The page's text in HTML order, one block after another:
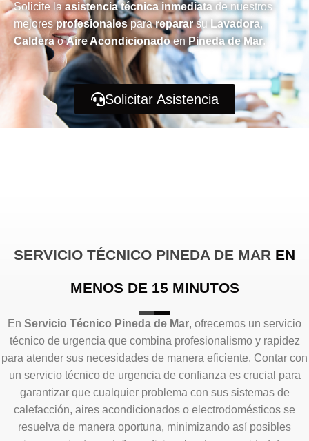
Solicite laasistencia técnica inmediatade nuestros
mejoresprofesionalespararepararsu Lavadora,
CalderaoAire AcondicionadoenPineda de Mar.
Solicitar Asistencia
SERVICIO TÉCNICO PINEDA DE MAR EN
MENOS DE 15 MINUTOS
En Servicio Técnico Pineda de Mar, ofrecemos un servicio
técnico de urgencia que combina profesionalismo y rapidez
para atender sus necesidades de manera eficiente. Contar con
un servicio técnico de urgencia de confianza es crucial para
garantizar que cualquier problema con sus sistemas de
calefacción, aires acondicionados o electrodomésticos se
resuelva de manera oportuna, minimizando así posibles